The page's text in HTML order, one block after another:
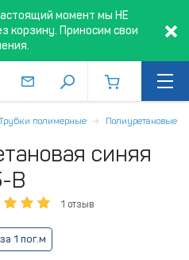
момент мы НЕ
Приносим свои
полимерные Полиуретановые
синяя
B
1 отзыв
1 пог.м